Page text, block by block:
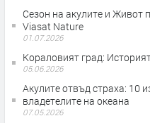
Сезон на акулите и Живот
Viasat Nature
01.07.2026
Кораловият град:
05.06.2026
Акулите отвъд страха: 10
владетелите на океана
07.05.2026